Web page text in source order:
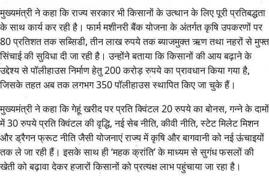
मुख्यमंत्री ने कहा कि राज्य सरकार भी किसानों के उत्थान के लिए पूरी प्रतिबद्धता
के साथ कार्य कर रही है। फार्म मशीनरी बैंक योजना के अंतर्गत कृषि उपकरणों पर
80 प्रतिशत तक सब्सिडी, तीन लाख रुपये तक ब्याजमुक्त ऋण तथा नहरों से मुफ्त
सिंचाई की सुविधा दी जा रही है। उन्होंने बताया कि किसानों की आय बढ़ाने के
उद्देश्य से पॉलीहाउस निर्माण हेतु 200 करोड़ रुपये का प्रावधान किया गया है,
जिसके तहत अब तक लगभग 350 पॉलीहाउस स्थापित किए जा चुके हैं।
मुख्यमंत्री ने कहा कि गेहूं खरीद पर प्रति क्विंटल 20 रुपये का बोनस, गन्ने के दामों
में 30 रुपये प्रति क्विंटल की वृद्धि, नई सेब नीति, कीवी नीति, स्टेट मिलेट मिशन
और ड्रैगन फ्रूट नीति जैसी योजनाएं राज्य में कृषि और बागवानी को नई ऊंचाइयों
तक ले जा रही हैं। इसके साथ ही ‘महक क्रांति’ के माध्यम से सुगंध फसलों की
खेती को बढ़ावा देकर हजारों किसानों को प्रत्यक्ष लाभ पहुंचाया जा रहा है।